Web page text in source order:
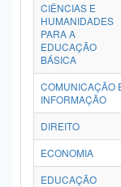
CIÊNCIAS E
HUMANIDADES
PARA A
EDUCAÇÃO
BÁSICA
COMUNICAÇÃO
INFORMAÇÃO
DIREITO
ECONOMIA
EDUCAÇÃO